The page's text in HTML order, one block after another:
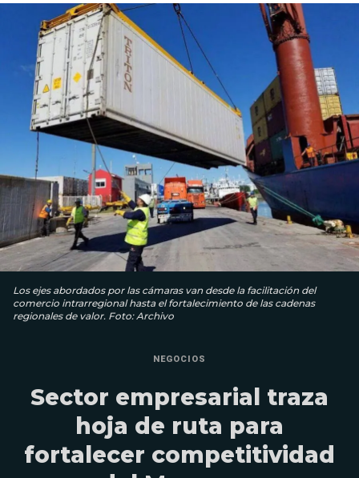
Los ejes abordados por las cámaras van desde la facilitación del
comercio intrarregional hasta el fortalecimiento de las cadenas
regionales de valor. Foto: Archivo
NEGOCIOS
Sector empresarial traza
hoja de ruta para
fortalecer competitividad